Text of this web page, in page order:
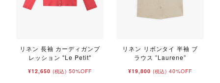
リネン 長袖 カーディガンプ
レッション "Le Petit"
¥12,650 (税込) 50%OFF
リネン リボンタイ 半袖 ブ
ラウス ”Laurene”
¥19,800 (税込) 40%OFF